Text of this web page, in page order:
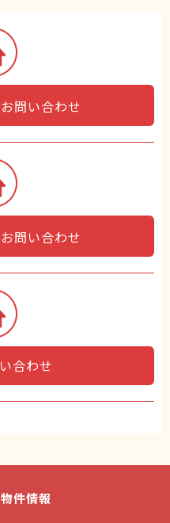
問い合わせ
問い合わせ
合わせ
物件情報